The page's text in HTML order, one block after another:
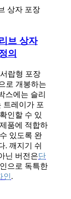
브 상자
의
랍형 포장
로 개봉하는
스에는 슬리
트레이가 포
인할 수 있
품에 적합하
있도록 완
. 깨지기 쉬
닌 버전은단
으로 독특한
.